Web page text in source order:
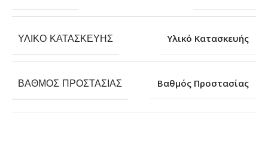
ΥΛΙΚΌ ΚΑΤΑΣΚΕΥΉΣ Υλικό Κατασκευής
ΒΑΘΜΌΣ ΠΡΟΣΤΑΣΊΑΣ Βαθμός Προστασίας